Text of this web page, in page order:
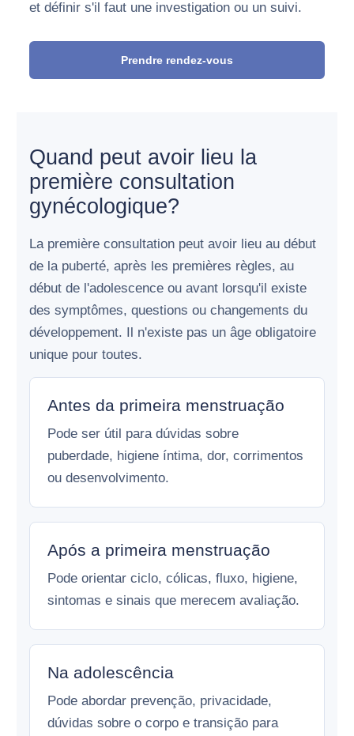
et définir s'il faut une investigation ou un suivi.
Prendre rendez-vous
Quand peut avoir lieu la
première consultation
gynécologique?
La première consultation peut avoir lieu au début
de la puberté, après les premières règles, au
début de l'adolescence ou avant lorsqu'il existe
des symptômes, questions ou changements du
développement. Il n'existe pas un âge obligatoire
unique pour toutes.
Antes da primeira menstruação
Pode ser útil para dúvidas sobre
puberdade, higiene íntima, dor, corrimentos
ou desenvolvimento.
Após a primeira menstruação
Pode orientar ciclo, cólicas, fluxo, higiene,
sintomas e sinais que merecem avaliação.
Na adolescência
Pode abordar prevenção, privacidade,
dúvidas sobre o corpo e transição para